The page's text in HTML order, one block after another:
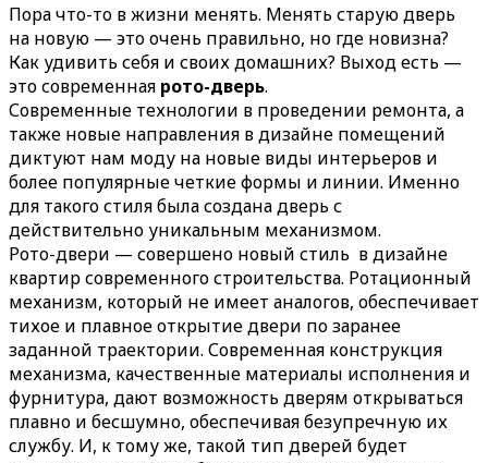
Пора что-то в жизни менять. Менять старую дверь
на новую — это очень правильно, но где новизна?
Как удивить себя и своих домашних? Выход есть —
это современная рото-дверь.
Современные технологии в проведении ремонта, а
также новые направления в дизайне помещений
диктуют нам моду на новые виды интерьеров и
более популярные четкие формы и линии. Именно
для такого стиля была создана дверь с
действительно уникальным механизмом.
Рото-двери — совершено новый стиль в дизайне
квартир современного строительства. Ротационный
механизм, который не имеет аналогов, обеспечивает
тихое и плавное открытие двери по заранее
заданной траектории. Современная конструкция
механизма, качественные материалы исполнения и
фурнитура, дают возможность дверям открываться
плавно и бесшумно, обеспечивая безупречную их
службу. И, к тому же, такой тип дверей будет